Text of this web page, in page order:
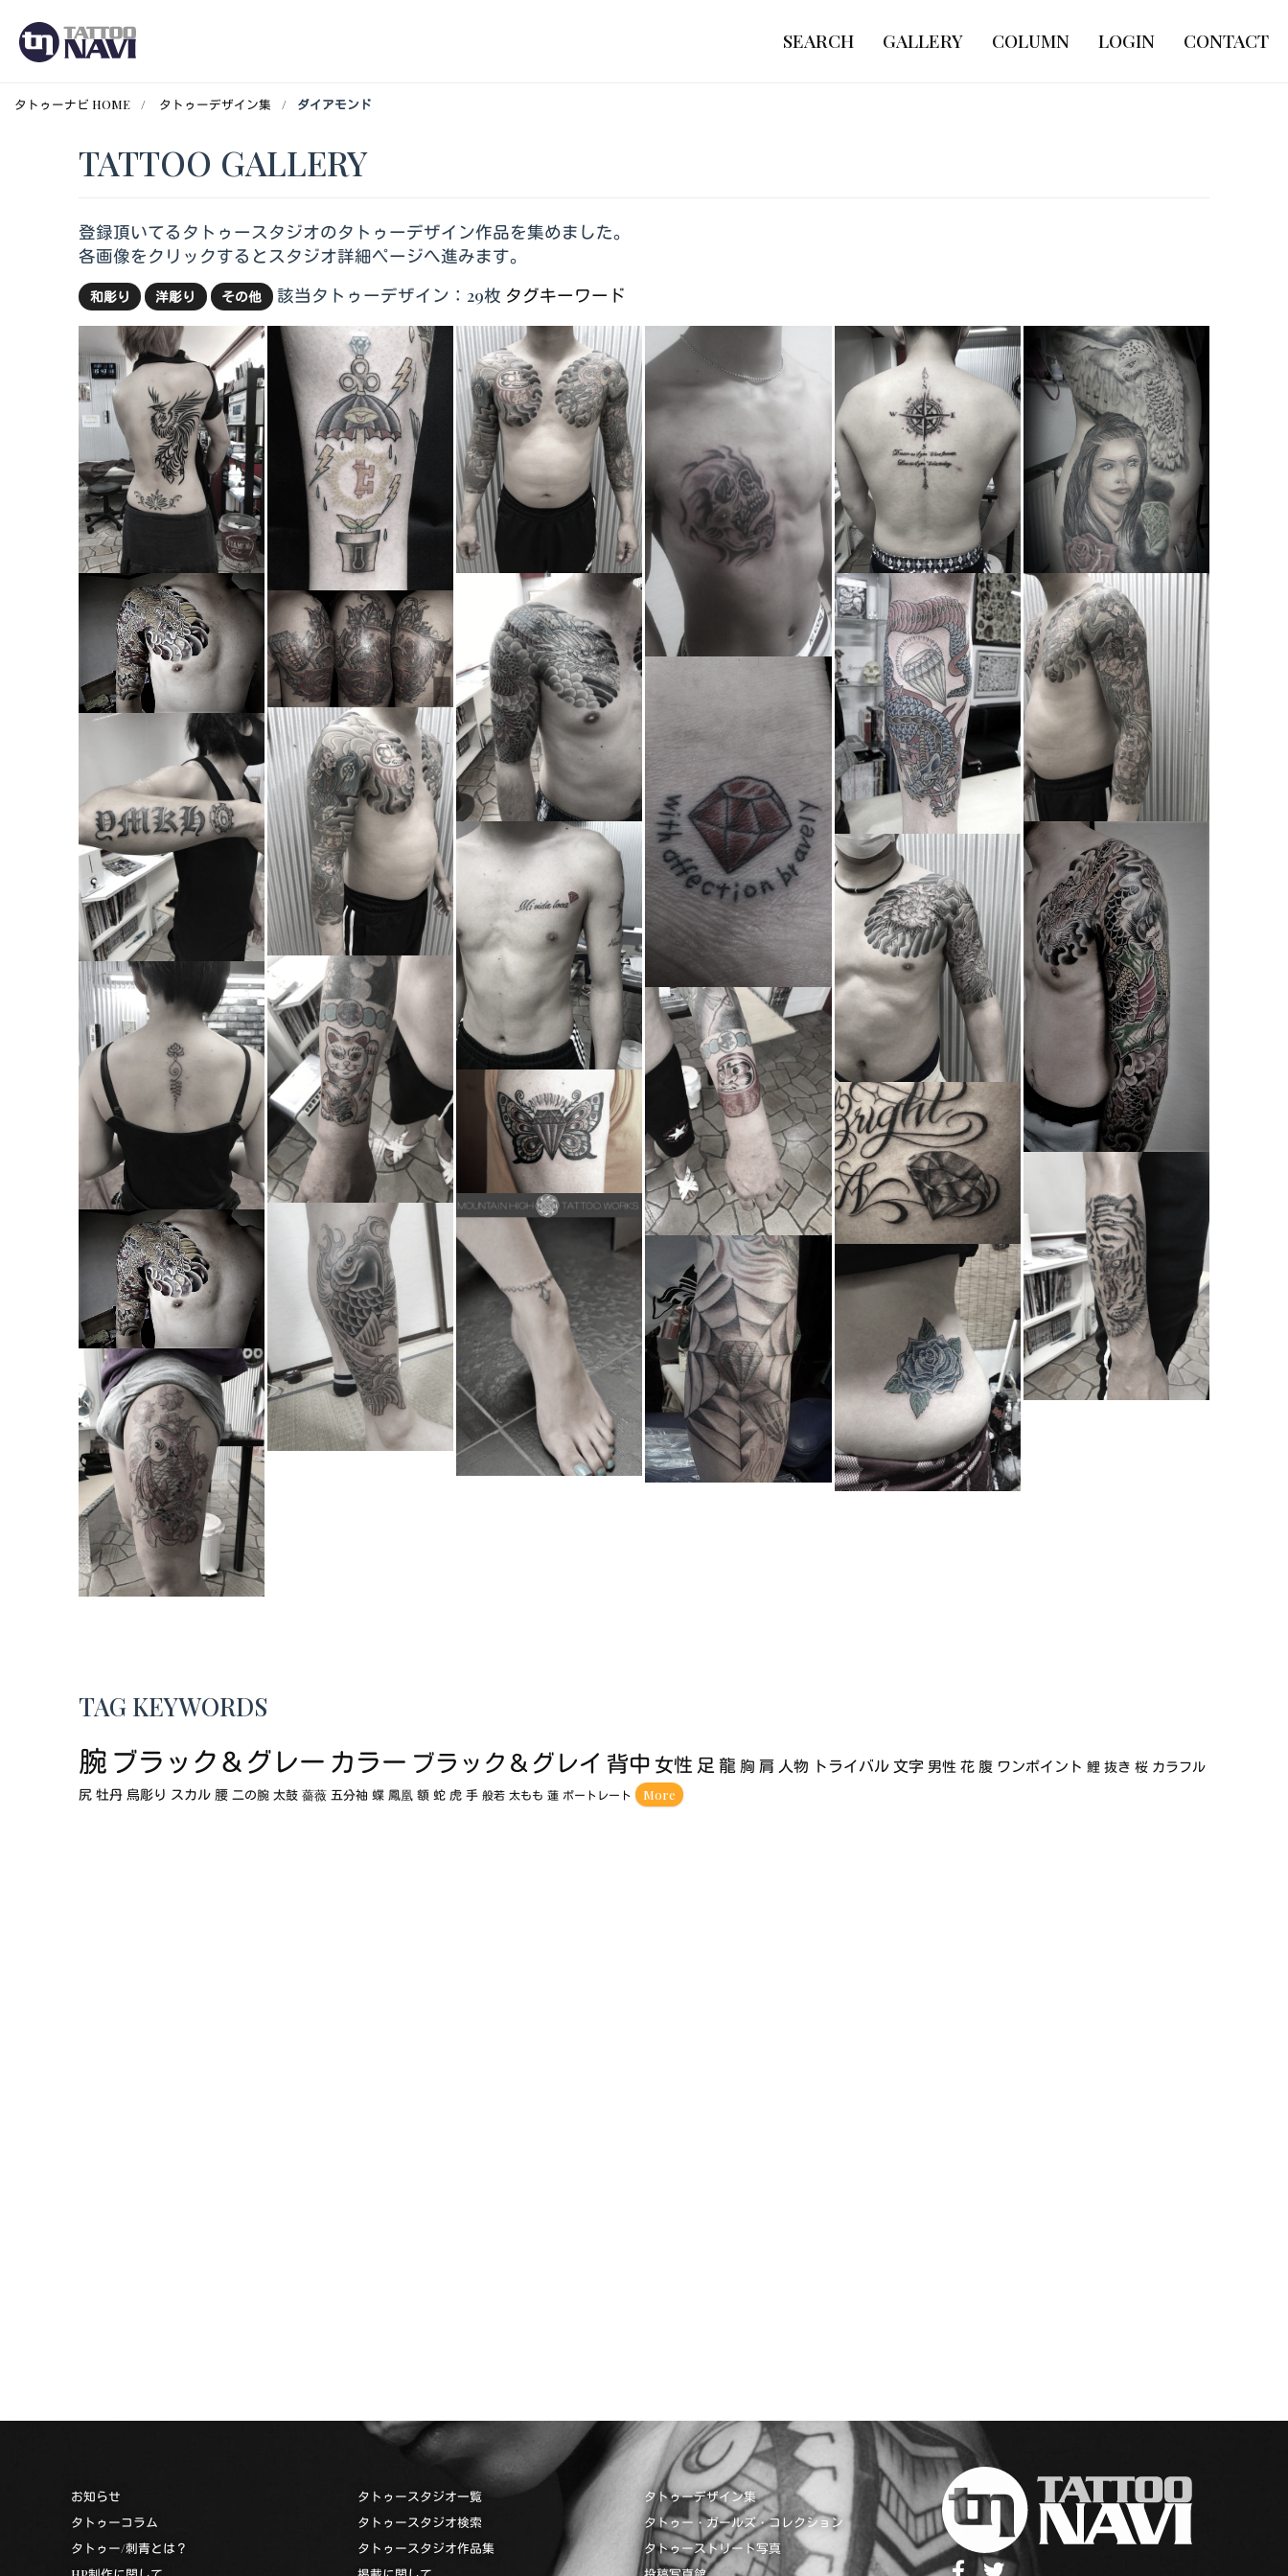
SEARCH GALLERY COLUMN LOGIN CONTACT
タトゥーナビ HOME タトゥーデザイン集 ダイアモンド
TATTOO GALLERY
登録頂いてるタトゥースタジオのタトゥーデザイン作品を集めました。
各画像をクリックするとスタジオ詳細ページへ進みます。
和彫り 洋彫り その他 該当タトゥーデザイン：29枚 タグキーワード
TAG KEYWORDS
腕 ブラック＆グレー カラー ブラック＆グレイ 背中女性 足 龍 胸 肩 人物 トライバル 文字 男性 花 腹 ワンポイント 鯉 抜き 桜 カラフル
尻 牡丹 烏彫り スカル 腰 二の腕 太鼓 薔薇 五分袖 蝶 鳳凰 額 蛇 虎 手 般若 太もも 蓮 ポートレート More
お知らせ
タトゥーコラム
タトゥー/刺青とは？
タトゥースタジオ一覧
タトゥースタジオ検索
タトゥースタジオ作品集
タトゥーデザイン集
タトゥー・ガールズ・コレクション
タトゥーストリート写真